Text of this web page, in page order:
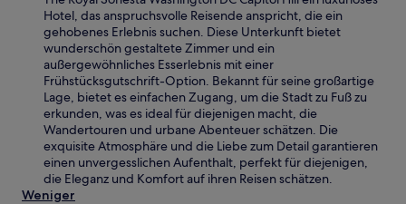
F
e
n
s
t
e
r
g
e
ö
f
f
d
i
i
n
m
n
e
Hotel, das anspruchsvolle Reisende anspricht, die ein
gehobenes Erlebnis suchen. Diese Unterkunft bietet
wunderschön gestaltete Zimmer und ein
außergewöhnliches Esserlebnis mit einer
Frühstücksgutschrift-Option. Bekannt für seine großartige
Lage, bietet es einfachen Zugang, um die Stadt zu Fuß zu
erkunden, was es ideal für diejenigen macht, die
Wandertouren und urbane Abenteuer schätzen. Die
exquisite Atmosphäre und die Liebe zum Detail garantieren
einen unvergesslichen Aufenthalt, perfekt für diejenigen,
die Eleganz und Komfort auf ihren Reisen schätzen.
Weniger